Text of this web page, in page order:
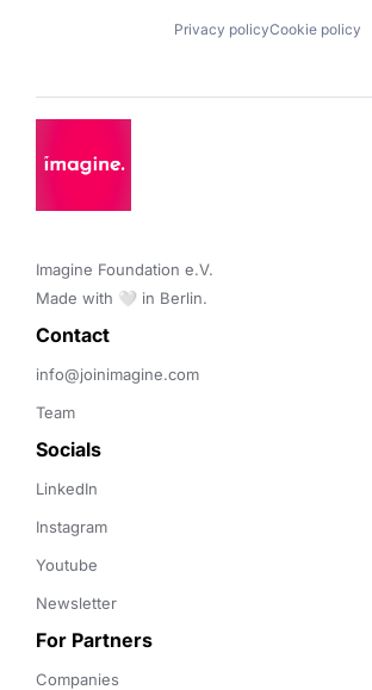
Privacy policyCookie policy
Imagine Foundation e.V.
Made with 🤍 in Berlin.
Contact
info@joinimagine.com
Team
Socials
LinkedIn
Instagram
Youtube
Newsletter
For Partners
Companies